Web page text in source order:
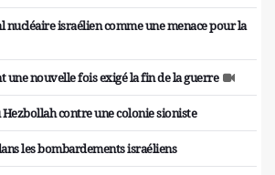
nucléaire israélien comme une menace pour la
une nouvelle fois exigé la fin de la guerre
contre une colonie sioniste
les bombardements israéliens